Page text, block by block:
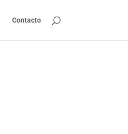
Contacto